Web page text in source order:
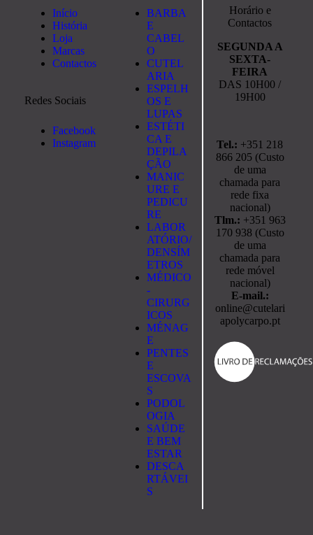
Início
História
Loja
Marcas
Contactos
Redes Sociais
Facebook
Instagram
BARBA
E
CABEL
O
CUTEL
ARIA
ESPELH
OS E
LUPAS
ESTÉTI
CA E
DEPILA
ÇÃO
MANIC
URE E
PEDICU
RE
LABOR
ATÓRIO/
DENSÍM
ETROS
MÉDICO
-
CIRURG
ICOS
MÉNAG
E
PENTES
E
ESCOVA
S
PODOL
OGIA
SAÚDE
E BEM
ESTAR
DESCA
RTÁVEI
S
Horário e
Contactos
SEGUNDA A
SEXTA-
FEIRA
DAS 10H00 /
19H00
Tel.: +351 218
866 205 (Custo
de uma
chamada para
rede fixa
nacional)
Tlm.: +351 963
170 938 (Custo
de uma
chamada para
rede móvel
nacional)
E-mail.:
online@cutelari
apolycarpo.pt